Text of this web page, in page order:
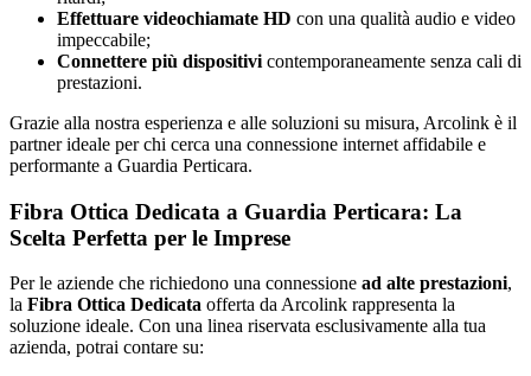
Effettuare videochiamate HD con una qualità audio e video
impeccabile;
Connettere più dispositivi contemporaneamente senza cali di
prestazioni.
Grazie alla nostra esperienza e alle soluzioni su misura, Arcolink è il
partner ideale per chi cerca una connessione internet affidabile e
performante a Guardia Perticara.
Fibra Ottica Dedicata a Guardia Perticara: La
Scelta Perfetta per le Imprese
Per le aziende che richiedono una connessione ad alte prestazioni,
la Fibra Ottica Dedicata offerta da Arcolink rappresenta la
soluzione ideale. Con una linea riservata esclusivamente alla tua
azienda, potrai contare su: